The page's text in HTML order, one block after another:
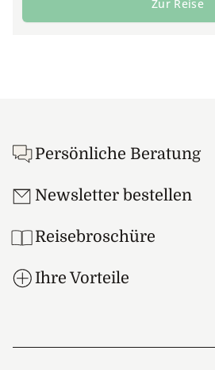
Zur Reise
Persönliche Beratung
Newsletter bestellen
Reisebroschüre
Ihre Vorteile